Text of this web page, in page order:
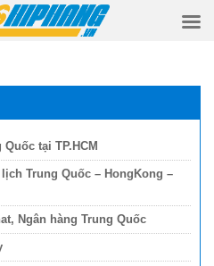
tại TP.HCM
Trung Quốc – HongKong –
Ngân hàng Trung Quốc